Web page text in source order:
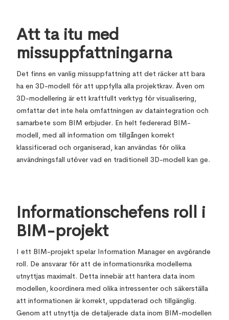
Att ta itu med
missuppfattningarna
Det finns en vanlig missuppfattning att det räcker att bara
ha en 3D-modell för att uppfylla alla projektkrav. Även om
3D-modellering är ett kraftfullt verktyg för visualisering,
omfattar det inte hela omfattningen av dataintegration och
samarbete som BIM erbjuder. En helt federerad BIM-
modell, med all information om tillgången korrekt
klassificerad och organiserad, kan användas för olika
användningsfall utöver vad en traditionell 3D-modell kan ge.
Informationschefens roll i
BIM-projekt
I ett BIM-projekt spelar Information Manager en avgörande
roll. De ansvarar för att de informationsrika modellerna
utnyttjas maximalt. Detta innebär att hantera data inom
modellen, koordinera med olika intressenter och säkerställa
att informationen är korrekt, uppdaterad och tillgänglig.
Genom att utnyttja de detaljerade data inom BIM-modellen